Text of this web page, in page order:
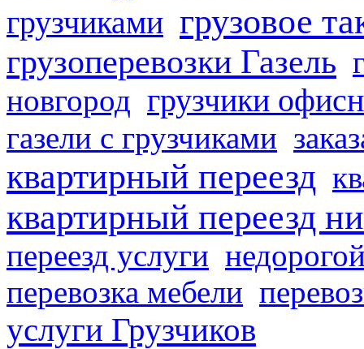
грузчиками грузовое
грузоперевозки Газель
новгород грузчики
газели с грузчиками
квартирный переезд
квартирный переезд
переезд услуги
перевозка мебели
услуги Грузчиков